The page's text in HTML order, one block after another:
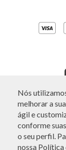
Nós
melhorar a
ágil e
conforme
o seu perfil.
nossa Política
Políticas de
Gestão de
Ética e
Seja um
APP BO.BÔ
Perguntas
Regulamentos
© Copyright 2026